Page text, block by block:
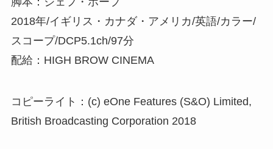
2018年/イギリス・カナダ・アメリカ/英語/カラー/
スコープ/DCP5.1ch/97分
配給：HIGH BROW CINEMA
コピーライト：(c) eOne Features (S&O) Limited,
British Broadcasting Corporation 2018